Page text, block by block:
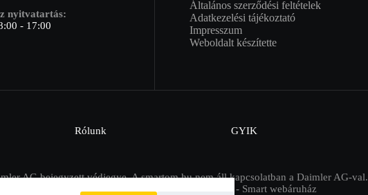
nyitvatartás:
- 17:00
Általános szerződési feltételek
Adatkezelési tájékoztató
Impresszum
Weboldalt készítette
Rólunk GYIK
AG bejegyzett védjegye. A smartom.hu nem áll kapcsolatban a Daimler AG-val.
2026 Smartom.hu - Minden jog fenntartva - Smart webáruház